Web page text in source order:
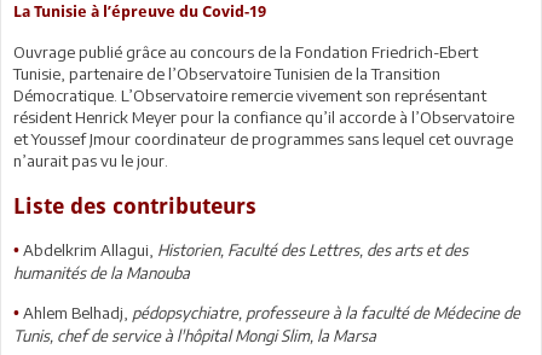
La Tunisie à l’épreuve du Covid-19
Ouvrage publié grâce au concours de la Fondation Friedrich-Ebert
Tunisie, partenaire de l’Observatoire Tunisien de la Transition
Démocratique. L’Observatoire remercie vivement son représentant
résident Henrick Meyer pour la confiance qu’il accorde à l’Observatoire
et Youssef Jmour coordinateur de programmes sans lequel cet ouvrage
n’aurait pas vu le jour.
Liste des contributeurs
• Abdelkrim Allagui, Historien, Faculté des Lettres, des arts et des
humanités de la Manouba
• Ahlem Belhadj, pédopsychiatre, professeure à la faculté de Médecine de
Tunis, chef de service à l'hôpital Mongi Slim, la Marsa